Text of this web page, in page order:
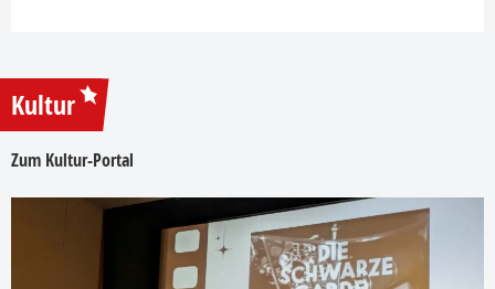
Kultur
Zum Kultur-Portal